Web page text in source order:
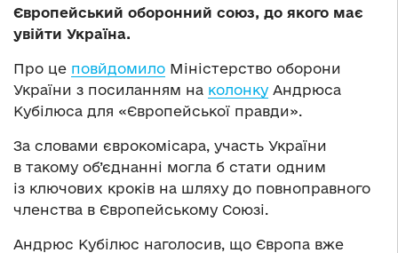
Європейський оборонний союз, до якого має
увійти Україна.
Про це повйдомило Міністерство оборони
України з посиланням на колонку Андрюса
Кубілюса для «Європейської правди».
За словами єврокомісара, участь України
в такому об’єднанні могла б стати одним
із ключових кроків на шляху до повноправного
членства в Європейському Союзі.
Андрюс Кубілюс наголосив, що Європа вже